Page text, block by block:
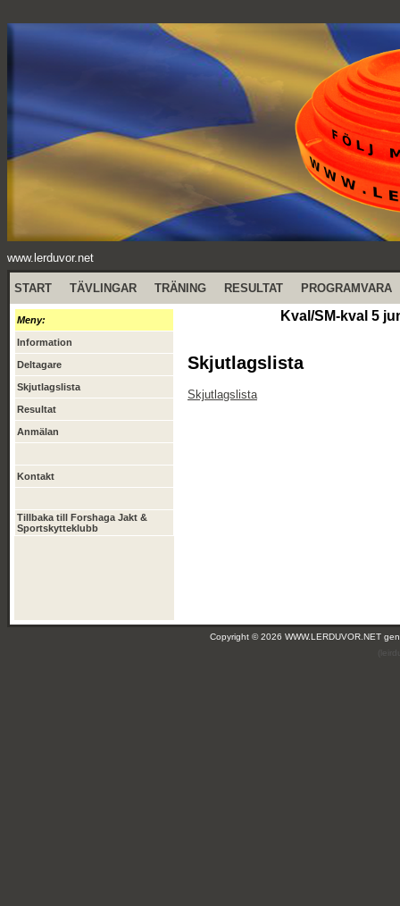
www.lerduvor.net
START TÄVLINGAR TRÄNING RESULTAT PROGRAMVARA
Meny:
Information
Deltagare
Skjutlagslista
Resultat
Anmälan
Kontakt
Tillbaka till Forshaga Jakt &
Sportskytteklubb
Kval/SM-kval 5
Skjutlagslista
Skjutlagslista
Copyright © 2026 WWW.LERDUVOR.NET